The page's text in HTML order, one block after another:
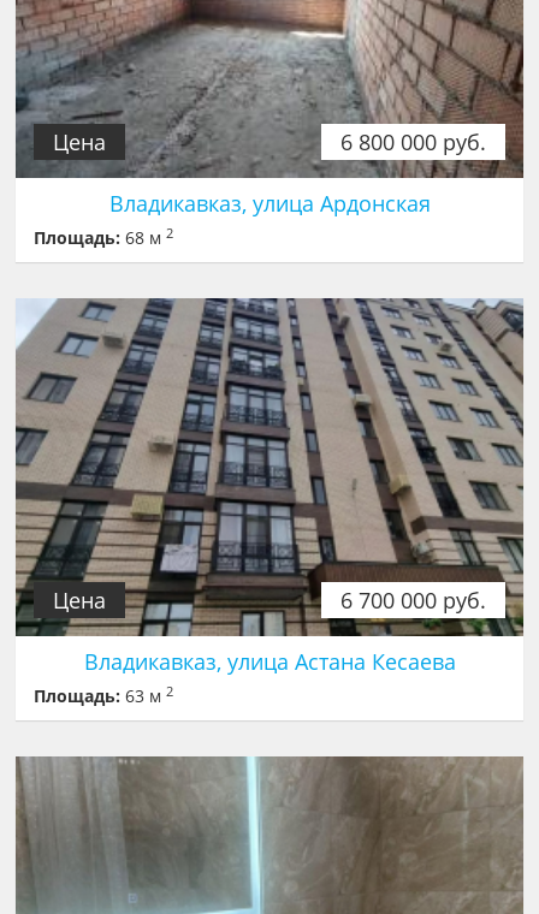
6 800 000 руб.
Цена
Владикавказ, улица Ардонская
Площадь: 68 м2
6 700 000 руб.
Цена
Владикавказ, улица Астана Кесаева
Площадь: 63 м2